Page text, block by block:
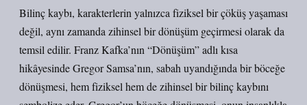
Bilinç kaybı, karakterlerin yalnızca fiziksel bir çöküş yaşaması
değil, aynı zamanda zihinsel bir dönüşüm geçirmesi olarak da
temsil edilir. Franz Kafka’nın “Dönüşüm” adlı kısa
hikâyesinde Gregor Samsa’nın, sabah uyandığında bir böceğe
dönüşmesi, hem fiziksel hem de zihinsel bir bilinç kaybını